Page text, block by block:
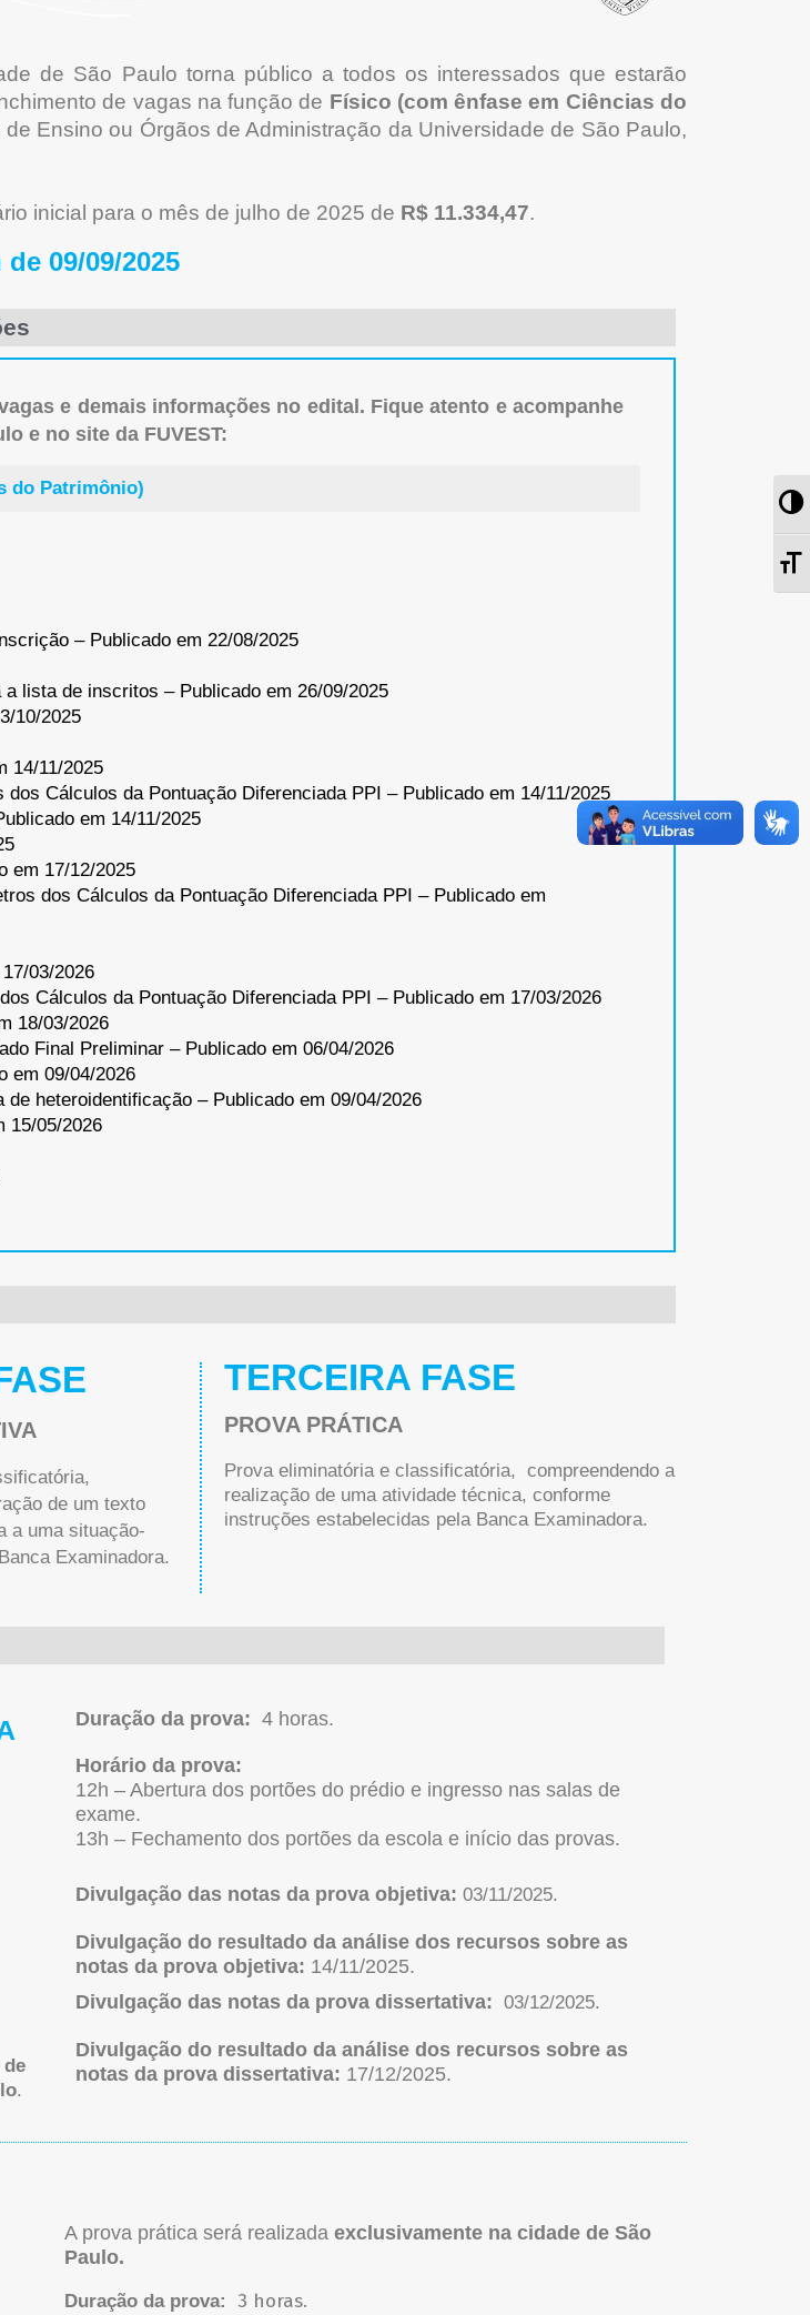
de São Paulo torna público a todos os interessados que estarão
de vagas na função de Físico (com ênfase em Ciências do
Ensino ou Órgãos de Administração da Universidade de São Paulo,
inicial para o mês de julho de 2025 de R$ 11.334,47.
09/09/2025
e demais informações no edital. Fique atento e acompanhe
e no site da FUVEST:
do Patrimônio)
– Publicado em 22/08/2025
lista de inscritos – Publicado em 26/09/2025
10/2025
14/11/2025
Cálculos da Pontuação Diferenciada PPI – Publicado em 14/11/2025
em 14/11/2025
em 17/12/2025
dos Cálculos da Pontuação Diferenciada PPI – Publicado em
03/2026
Cálculos da Pontuação Diferenciada PPI – Publicado em 17/03/2026
18/03/2026
Final Preliminar – Publicado em 06/04/2026
em 09/04/2026
heteroidentificação – Publicado em 09/04/2026
15/05/2026
de um texto
a uma situação-
Examinadora.
TERCEIRA FASE
PROVA PRÁTICA
Prova eliminatória e classificatória, compreendendo a
realização de uma atividade técnica, conforme
instruções estabelecidas pela Banca Examinadora.
de
.
Duração da prova: 4 horas.
Horário da prova:
12h – Abertura dos portões do prédio e ingresso nas salas de
exame.
13h – Fechamento dos portões da escola e início das provas.
Divulgação das notas da prova objetiva: 03/11/2025.
Divulgação do resultado da análise dos recursos sobre as
notas da prova objetiva: 14/11/2025.
Divulgação das notas da prova dissertativa: 03/12/2025.
Divulgação do resultado da análise dos recursos sobre as
notas da prova dissertativa: 17/12/2025.
A prova prática será realizada exclusivamente na cidade de São
Paulo.
Duração da prova: 3 horas.